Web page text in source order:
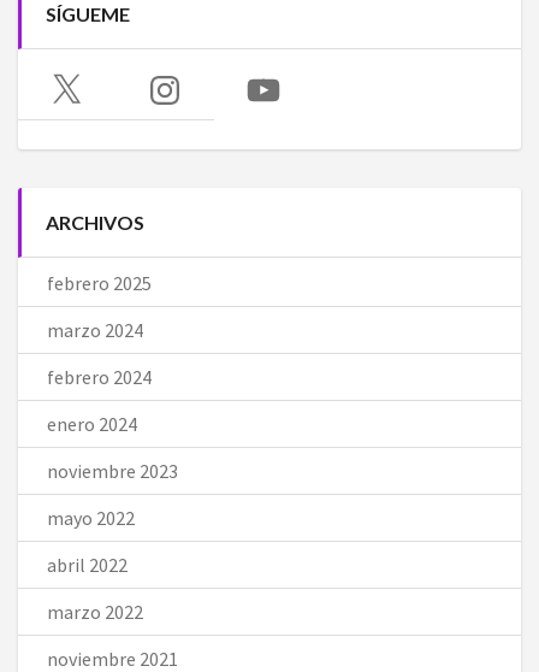
SÍGUEME
X Instagram YouTube
ARCHIVOS
febrero 2025
marzo 2024
febrero 2024
enero 2024
noviembre 2023
mayo 2022
abril 2022
marzo 2022
noviembre 2021